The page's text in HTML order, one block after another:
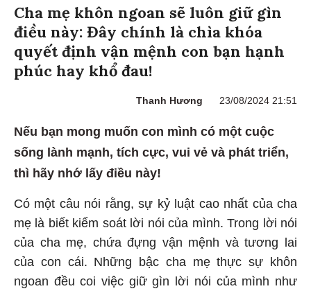
Cha mẹ khôn ngoan sẽ luôn giữ gìn
điều này: Đây chính là chìa khóa
quyết định vận mệnh con bạn hạnh
phúc hay khổ đau!
Thanh Hương 23/08/2024 21:51
Nếu bạn mong muốn con mình có một cuộc
sống lành mạnh, tích cực, vui vẻ và phát triển,
thì hãy nhớ lấy điều này!
Có một câu nói rằng, sự kỷ luật cao nhất của cha
mẹ là biết kiểm soát lời nói của mình. Trong lời nói
của cha mẹ, chứa đựng vận mệnh và tương lai
của con cái. Những bậc cha mẹ thực sự khôn
ngoan đều coi việc giữ gìn lời nói của mình như